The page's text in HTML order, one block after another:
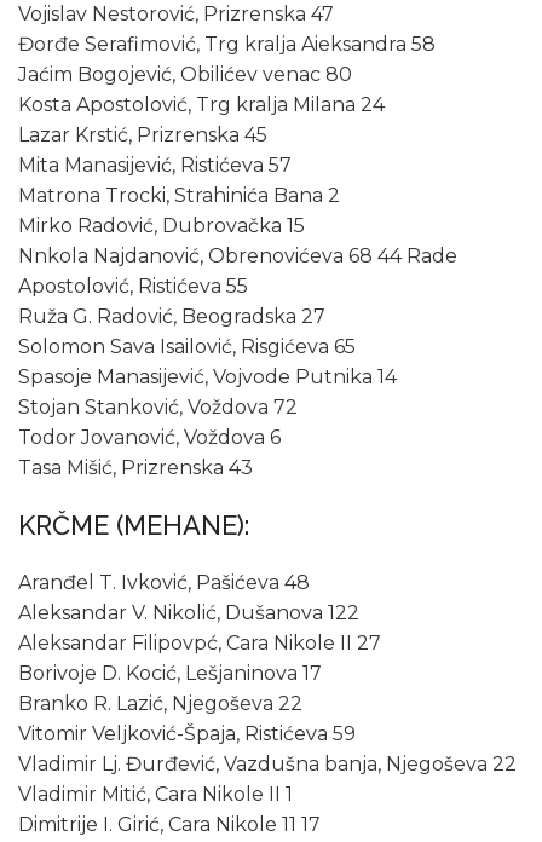
Vojislav Nestorović, Prizrenska 47
Đorđe Serafimović, Trg kralja Aieksandra 58
Jaćim Bogojević, Obilićev venac 80
Kosta Apostolović, Trg kralja Milana 24
Lazar Krstić, Prizrenska 45
Mita Manasijević, Ristićeva 57
Matrona Trocki, Strahinića Bana 2
Mirko Radović, Dubrovačka 15
Nnkola Najdanović, Obrenovićeva 68 44 Rade
Apostolović, Ristićeva 55
Ruža G. Radović, Beogradska 27
Solomon Sava Isailović, Risgićeva 65
Spasoje Manasijević, Vojvode Putnika 14
Stojan Stanković, Voždova 72
Todor Jovanović, Voždova 6
Tasa Mišić, Prizrenska 43
KRČME (MEHANE):
Aranđel T. Ivković, Pašićeva 48
Aleksandar V. Nikolić, Dušanova 122
Aleksandar Filipovpć, Cara Nikole II 27
Borivoje D. Kocić, Lešjaninova 17
Branko R. Lazić, Njegoševa 22
Vitomir Veljković-Špaja, Ristićeva 59
Vladimir Lj. Đurđević, Vazdušna banja, Njegoševa 22
Vladimir Mitić, Cara Nikole II 1
Dimitrije I. Girić, Cara Nikole 11 17